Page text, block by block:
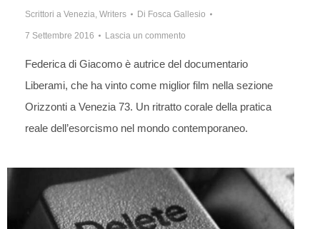
Scrittori a Venezia Writers Di Fosca Gallesio
7 Settembre 2016 Lascia un commento
Federica di Giacomo è autrice del documentario
Liberami, che ha vinto come miglior film nella sezione
Orizzonti a Venezia 73. Un ritratto corale della pratica
reale dell’esorcismo nel mondo contemporaneo.